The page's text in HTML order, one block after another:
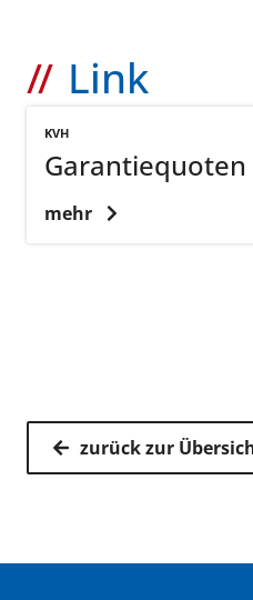
Link
KVH
Garantiequoten
mehr
zurück zur